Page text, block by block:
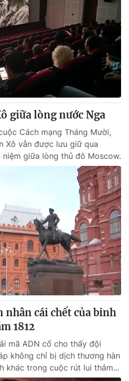
giữa lòng nước Nga
Cách mạng Tháng Mười,
Xô vẫn được lưu giữ qua
giữa lòng thủ đô Moscow.
nhân cái chết của binh
1812
mã ADN cổ cho thấy đội
không chỉ bị dịch thương hàn
khác trong cuộc rút lui thảm...